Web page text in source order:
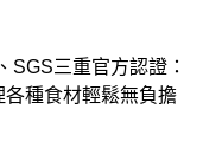
SGS三重官方認證：
種食材輕鬆無負擔